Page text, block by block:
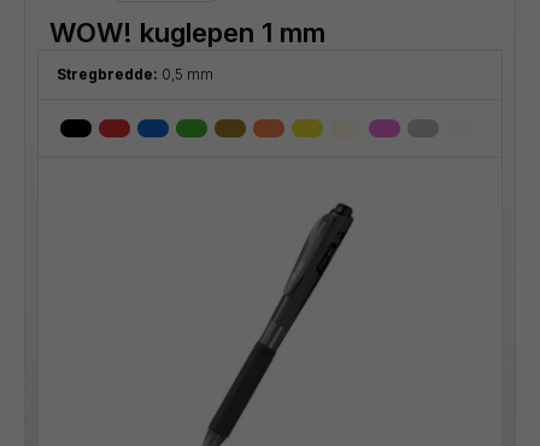
WOW! kuglepen 1 mm
Stregbredde: 0,5 mm